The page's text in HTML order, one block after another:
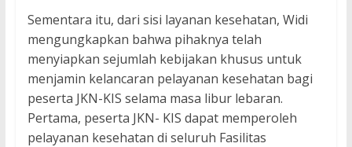
Sementara itu, dari sisi layanan kesehatan, Widi
mengungkapkan bahwa pihaknya telah
menyiapkan sejumlah kebijakan khusus untuk
menjamin kelancaran pelayanan kesehatan bagi
peserta JKN-KIS selama masa libur lebaran.
Pertama, peserta JKN- KIS dapat memperoleh
pelayanan kesehatan di seluruh Fasilitas